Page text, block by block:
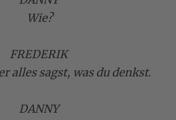
Wie?
FREDERIK
alles sagst, was du denkst.
DANNY